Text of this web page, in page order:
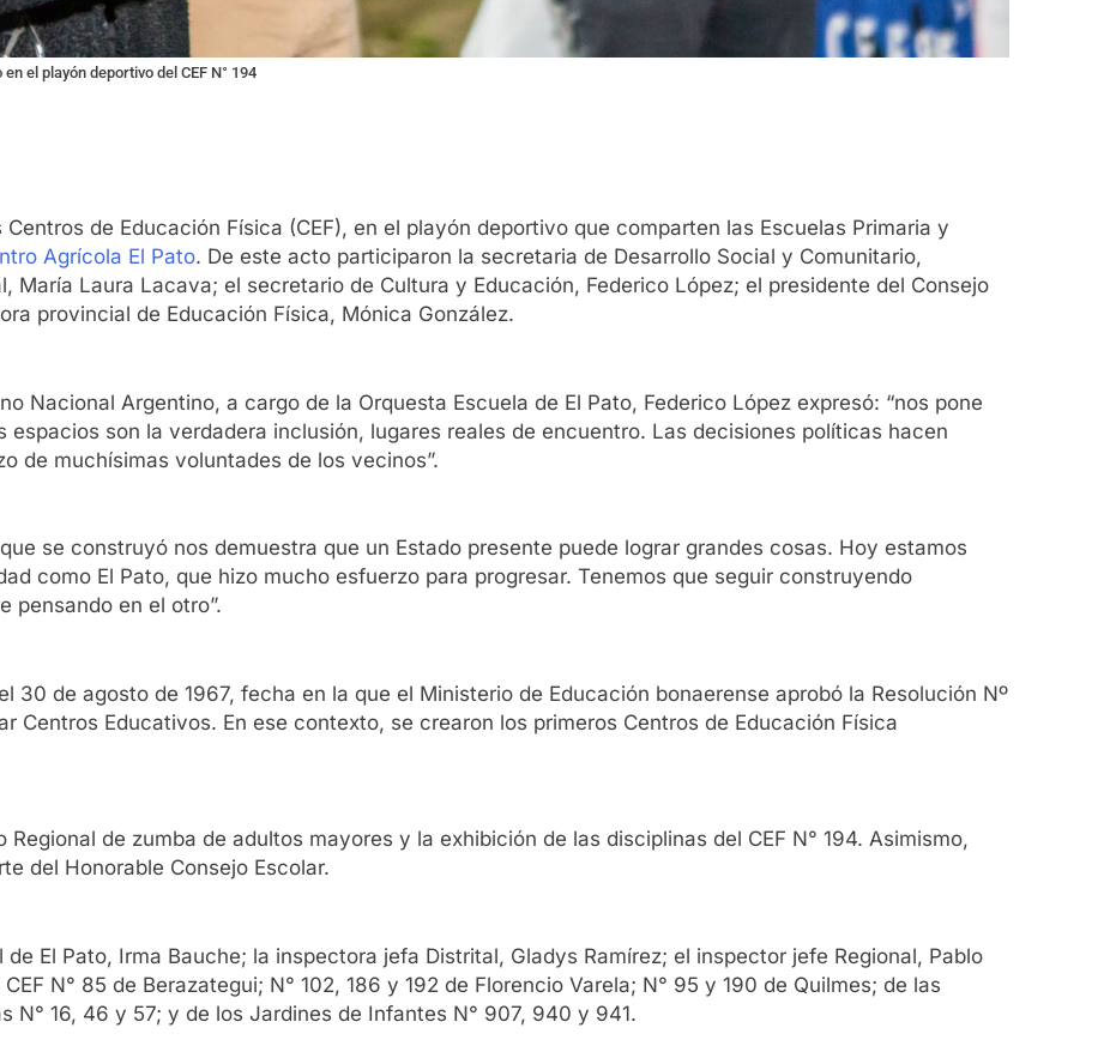
el playón deportivo del CEF N° 194
de Educación Física (CEF), en el playón deportivo que comparten las Escuelas Primaria y
Agrícola El Pato. De este acto participaron la secretaria de Desarrollo Social y Comunitario,
María Laura Lacava; el secretario de Cultura y Educación, Federico López; el presidente del Consejo
provincial de Educación Física, Mónica González.
Nacional Argentino, a cargo de la Orquesta Escuela de El Pato, Federico López expresó: “nos pone
son la verdadera inclusión, lugares reales de encuentro. Las decisiones políticas hacen
de muchísimas voluntades de los vecinos”.
se construyó nos demuestra que un Estado presente puede lograr grandes cosas. Hoy estamos
como El Pato, que hizo mucho esfuerzo para progresar. Tenemos que seguir construyendo
pensando en el otro”.
30 de agosto de 1967, fecha en la que el Ministerio de Educación bonaerense aprobó la Resolución Nº
Centros Educativos. En ese contexto, se crearon los primeros Centros de Educación Física
de zumba de adultos mayores y la exhibición de las disciplinas del CEF N° 194. Asimismo,
del Honorable Consejo Escolar.
El Pato, Irma Bauche; la inspectora jefa Distrital, Gladys Ramírez; el inspector jefe Regional, Pablo
N° 85 de Berazategui; N° 102, 186 y 192 de Florencio Varela; N° 95 y 190 de Quilmes; de las
N° 16, 46 y 57; y de los Jardines de Infantes N° 907, 940 y 941.